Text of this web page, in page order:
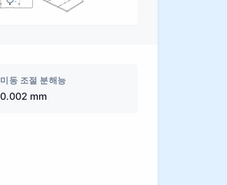
미동 조절 분해능
0.002 mm